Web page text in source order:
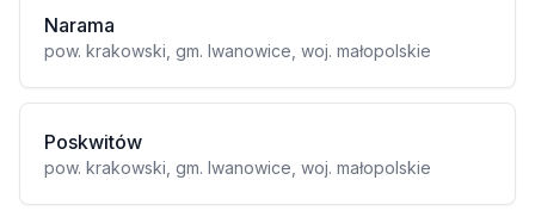
Narama
pow. krakowski, gm. Iwanowice, woj. małopolskie
Poskwitów
pow. krakowski, gm. Iwanowice, woj. małopolskie